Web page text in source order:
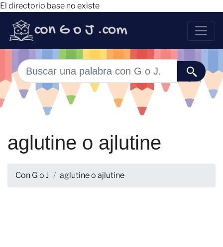
El directorio base no existe
aglutine o ajlutine
Con G o J aglutine o ajlutine